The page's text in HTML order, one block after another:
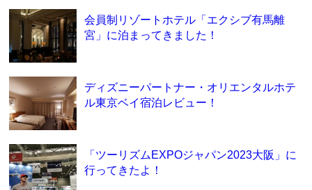
会員制リゾートホテル「エクシブ有馬離
宮」に泊まってきました！
ディズニーパートナー・オリエンタルホテ
ル東京ベイ宿泊レビュー！
「ツーリズムEXPOジャパン2023大阪」に
行ってきたよ！